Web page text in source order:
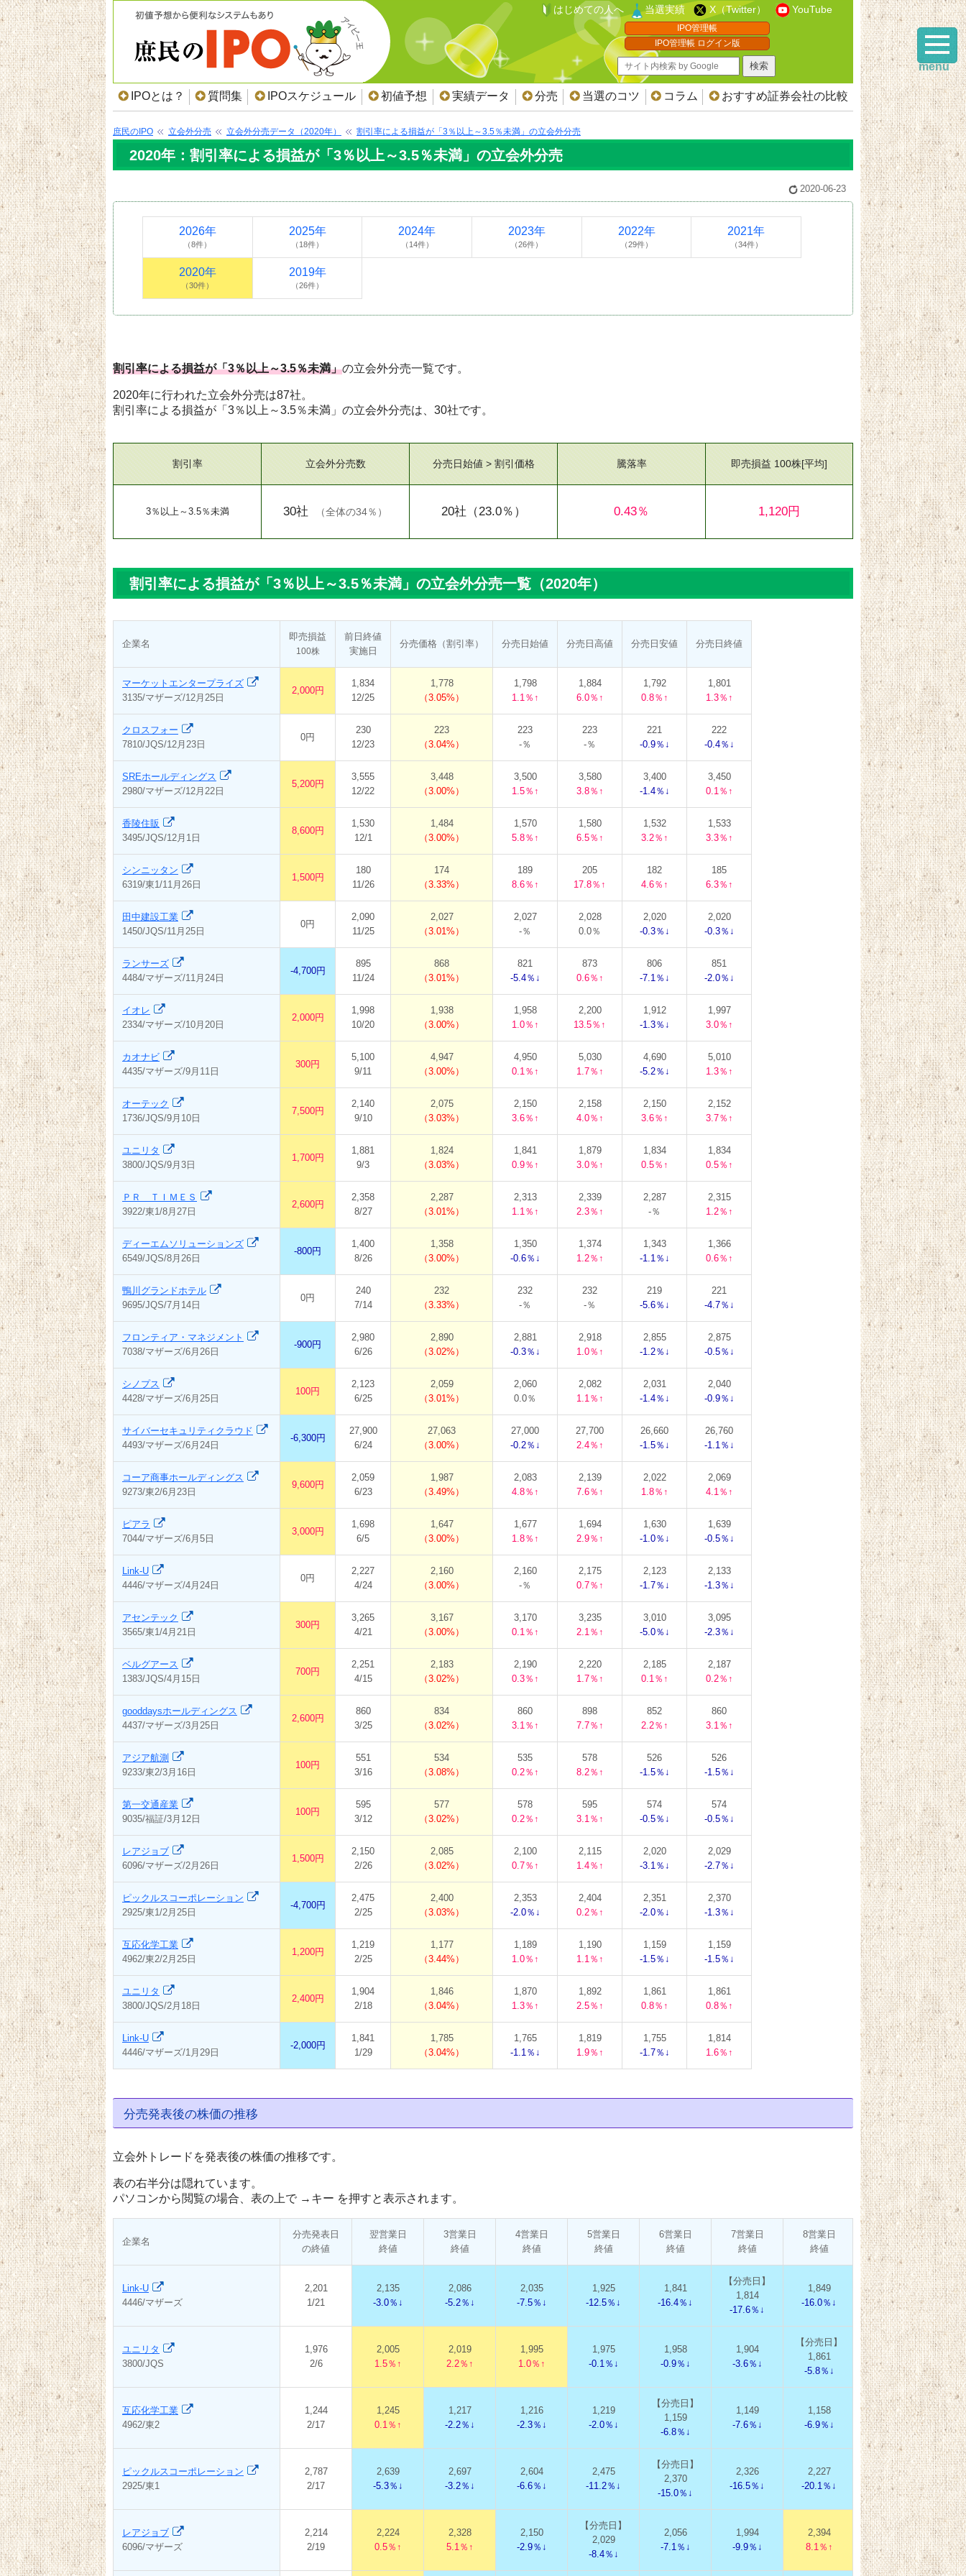
はじめての人へ 当選実績 X（Twitter） YouTube
IPO管理帳
IPO管理帳 ログイン版
IPOとは？ 質問集 IPOスケジュール 初値予想 実績データ 分売 当選のコツ コラム おすすめ証券会社の比較
庶民のIPO 立会外分売 立会外分売データ（2020年） 割引率による損益が「3％以上～3.5％未満」の立会外分売
2020年：割引率による損益が「3％以上～3.5％未満」の立会外分売
2020-06-23
2026年
（8件）
2025年
（18件）
2024年
（14件）
2023年
（26件）
2022年
（29件）
2021年
（34件）
2020年
（30件）
2019年
（26件）
割引率による損益が「3％以上～3.5％未満」の立会外分売一覧です。
2020年に行われた立会外分売は87社。
割引率による損益が「3％以上～3.5％未満」の立会外分売は、30社です。
割引率
3％以上～3.5％未満
立会外分売数
30社 （全体の34％ ）
分売日始値 > 割引価格
20社 （23.0％）
騰落率
0.43％
即売損益 100株[平均]
1,120円
割引率による損益が「3％以上～3.5％未満」の立会外分売一覧（2020年）
企業名
即売損益
100株
前日終値
実施日
分売価格 （割引率） 分売日 始値 分売日 高値 分売日 安値 分売日 終値
マーケットエンタープライズ
3135/マザーズ/12月25日
2,000円
1,834
12/25
1,778
3.05%
1,798
1.1％↑
1,884
6.0％↑
1,792
0.8％↑
1,801
1.3％↑
クロスフォー
7810/JQS/12月23日
0円
230
12/23
223
3.04%
223
-％
223
-％
221
-0.9％↓
222
-0.4％↓
SREホールディングス
2980/マザーズ/12月22日
5,200円
3,555
12/22
3,448
3.00%
3,500
1.5％↑
3,580
3.8％↑
3,400
-1.4％↓
3,450
0.1％↑
香陵住販
3495/JQS/12月1日
8,600円
1,530
12/1
1,484
3.00%
1,570
5.8％↑
1,580
6.5％↑
1,532
3.2％↑
1,533
3.3％↑
シンニッタン
6319/東1/11月26日
1,500円
180
11/26
174
3.33%
189
8.6％↑
205
17.8％↑
182
4.6％↑
185
6.3％↑
田中建設工業
1450/JQS/11月25日
0円
2,090
11/25
2,027
3.01%
2,027
-％
2,028
0.0％
2,020
-0.3％↓
2,020
-0.3％↓
ランサーズ
4484/マザーズ/11月24日
-4,700円
895
11/24
868
3.01%
821
-5.4％↓
873
0.6％↑
806
-7.1％↓
851
-2.0％↓
イオレ
2334/マザーズ/10月20日
2,000円
1,998
10/20
1,938
3.00%
1,958
1.0％↑
2,200
13.5％↑
1,912
-1.3％↓
1,997
3.0％↑
カオナビ
4435/マザーズ/9月11日
300円
5,100
9/11
4,947
3.00%
4,950
0.1％↑
5,030
1.7％↑
4,690
-5.2％↓
5,010
1.3％↑
オーテック
1736/JQS/9月10日
7,500円
2,140
9/10
2,075
3.03%
2,150
3.6％↑
2,158
4.0％↑
2,150
3.6％↑
2,152
3.7％↑
ユニリタ
3800/JQS/9月3日
1,700円
1,881
9/3
1,824
3.03%
1,841
0.9％↑
1,879
3.0％↑
1,834
0.5％↑
1,834
0.5％↑
ＰＲ ＴＩＭＥＳ
3922/東1/8月27日
2,600円
2,358
8/27
2,287
3.01%
2,313
1.1％↑
2,339
2.3％↑
2,287
-％
2,315
1.2％↑
ディーエムソリューションズ
6549/JQS/8月26日
-800円
1,400
8/26
1,358
3.00%
1,350
-0.6％↓
1,374
1.2％↑
1,343
-1.1％↓
1,366
0.6％↑
鴨川グランドホテル
9695/JQS/7月14日
0円
240
7/14
232
3.33%
232
-％
232
-％
219
-5.6％↓
221
-4.7％↓
フロンティア・マネジメント
7038/マザーズ/6月26日
-900円
2,980
6/26
2,890
3.02%
2,881
-0.3％↓
2,918
1.0％↑
2,855
-1.2％↓
2,875
-0.5％↓
シノプス
4428/マザーズ/6月25日
100円
2,123
6/25
2,059
3.01%
2,060
0.0％
2,082
1.1％↑
2,031
-1.4％↓
2,040
-0.9％↓
サイバーセキュリティクラウド
4493/マザーズ/6月24日
-6,300円
27,900
6/24
27,063
3.00%
27,000
-0.2％↓
27,700
2.4％↑
26,660
-1.5％↓
26,760
-1.1％↓
コーア商事ホールディングス
9273/東2/6月23日
9,600円
2,059
6/23
1,987
3.49%
2,083
4.8％↑
2,139
7.6％↑
2,022
1.8％↑
2,069
4.1％↑
ピアラ
7044/マザーズ/6月5日
3,000円
1,698
6/5
1,647
3.00%
1,677
1.8％↑
1,694
2.9％↑
1,630
-1.0％↓
1,639
-0.5％↓
Link-U
4446/マザーズ/4月24日
0円
2,227
4/24
2,160
3.00%
2,160
-％
2,175
0.7％↑
2,123
-1.7％↓
2,133
-1.3％↓
アセンテック
3565/東1/4月21日
300円
3,265
4/21
3,167
3.00%
3,170
0.1％↑
3,235
2.1％↑
3,010
-5.0％↓
3,095
-2.3％↓
ベルグアース
1383/JQS/4月15日
700円
2,251
4/15
2,183
3.02%
2,190
0.3％↑
2,220
1.7％↑
2,185
0.1％↑
2,187
0.2％↑
gooddaysホールディングス
4437/マザーズ/3月25日
2,600円
860
3/25
834
3.02%
860
3.1％↑
898
7.7％↑
852
2.2％↑
860
3.1％↑
アジア航測
9233/東2/3月16日
100円
551
3/16
534
3.08%
535
0.2％↑
578
8.2％↑
526
-1.5％↓
526
-1.5％↓
第一交通産業
9035/福証/3月12日
100円
595
3/12
577
3.02%
578
0.2％↑
595
3.1％↑
574
-0.5％↓
574
-0.5％↓
レアジョブ
6096/マザーズ/2月26日
1,500円
2,150
2/26
2,085
3.02%
2,100
0.7％↑
2,115
1.4％↑
2,020
-3.1％↓
2,029
-2.7％↓
ピックルスコーポレーション
2925/東1/2月25日
-4,700円
2,475
2/25
2,400
3.03%
2,353
-2.0％↓
2,404
0.2％↑
2,351
-2.0％↓
2,370
-1.3％↓
互応化学工業
4962/東2/2月25日
1,200円
1,219
2/25
1,177
3.44%
1,189
1.0％↑
1,190
1.1％↑
1,159
-1.5％↓
1,159
-1.5％↓
ユニリタ
3800/JQS/2月18日
2,400円
1,904
2/18
1,846
3.04%
1,870
1.3％↑
1,892
2.5％↑
1,861
0.8％↑
1,861
0.8％↑
Link-U
4446/マザーズ/1月29日
-2,000円
1,841
1/29
1,785
3.04%
1,765
-1.1％↓
1,819
1.9％↑
1,755
-1.7％↓
1,814
1.6％↑
分売発表後の株価の推移
立会外トレードを発表後の株価の推移です。
表の右半分は隠れています。
パソコンから閲覧の場合、表の上で →キー を押すと表示されます。
企業名
分売発表日
の終値
翌営業日
終値
3営業日
終値
4営業日
終値
5営業日
終値
6営業日
終値
7営業日
終値
8営業日
終値
9営業日
終値
10営
終
Link-U
4446/マザーズ
2,201
1/21
2,135
-3.0％↓
2,086
-5.2％↓
2,035
-7.5％↓
1,925
-12.5％↓
1,841
-16.4％↓
【分売日】
1,814
-17.6％↓
1,849
-16.0％↓
1,922
-12.7％↓
-
ユニリタ
3800/JQS
1,976
2/6
2,005
1.5％↑
2,019
2.2％↑
1,995
1.0％↑
1,975
-0.1％↓
1,958
-0.9％↓
1,904
-3.6％↓
【分売日】
1,861
-5.8％↓
1,869
-5.4％↓
-4.8
互応化学工業
4962/東2
1,244
2/17
1,245
0.1％↑
1,217
-2.2％↓
1,216
-2.3％↓
1,219
-2.0％↓
【分売日】
1,159
-6.8％↓
1,149
-7.6％↓
1,158
-6.9％↓
1,110
-10.8％↓
-
ピックルスコーポレーション
2925/東1
2,787
2/17
2,639
-5.3％↓
2,697
-3.2％↓
2,604
-6.6％↓
2,475
-11.2％↓
【分売日】
2,370
-15.0％↓
2,326
-16.5％↓
2,227
-20.1％↓
2,120
-23.9％↓
-
レアジョブ
6096/マザーズ
2,214
2/19
2,224
0.5％↑
2,328
5.1％↑
2,150
-2.9％↓
【分売日】
2,029
-8.4％↓
2,056
-7.1％↓
1,994
-9.9％↓
2,394
8.1％↑
2,314
4.5％↑
7.5
menu